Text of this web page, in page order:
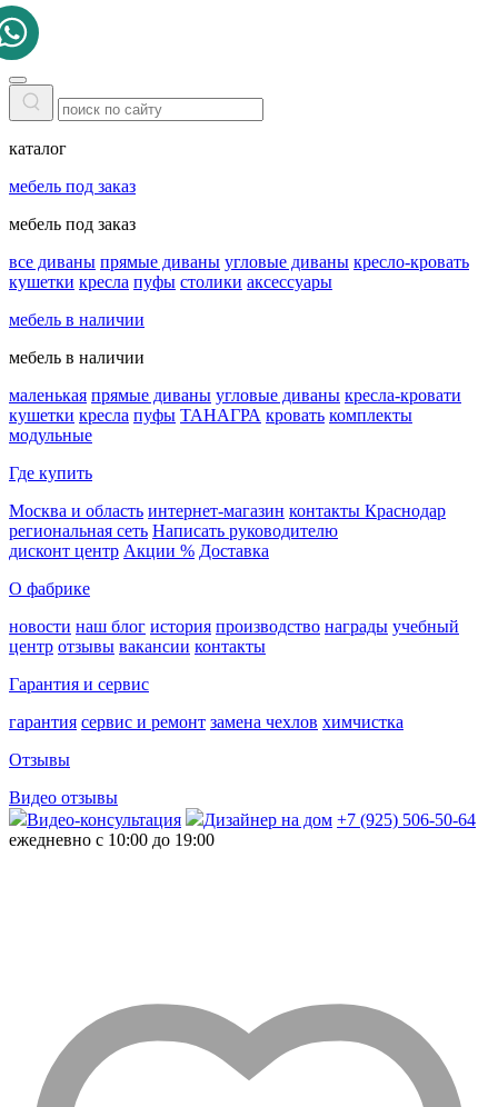
каталог
мебель под заказ
мебель под заказ
все диваны прямые диваны угловые диваны кресло-кровать
кушетки кресла пуфы столики аксессуары
мебель в наличии
мебель в наличии
маленькая прямые диваны угловые диваны кресла-кровати
кушетки кресла пуфы ТАНАГРА кровать комплекты
модульные
Где купить
Москва и область интернет-магазин контакты Краснодар
региональная сеть Написать руководителю
дисконт центр Акции % Доставка
О фабрике
новости наш блог история производство награды учебный
центр отзывы вакансии контакты
Гарантия и сервис
гарантия сервис и ремонт замена чехлов химчистка
Отзывы
Видео отзывы
Видео-консультация
Дизайнер на дом +7 (925) 506-50-64
ежедневно с 10:00 до 19:00